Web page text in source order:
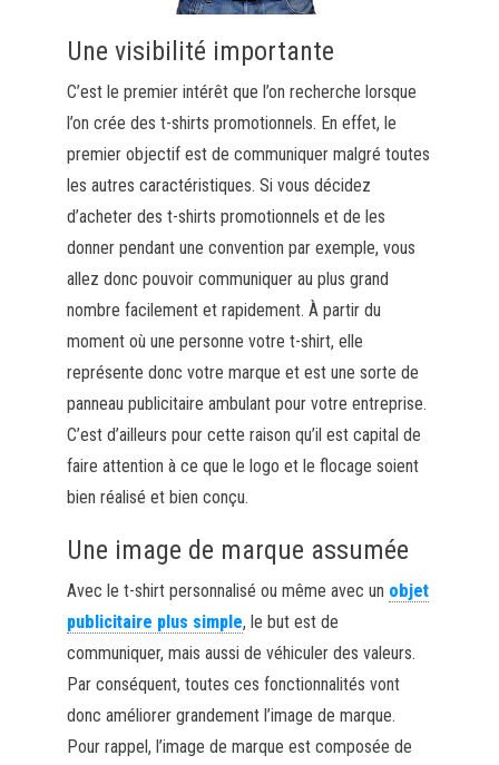
Une visibilité importante
C’est le premier intérêt que l’on recherche lorsque
l’on crée des t-shirts promotionnels. En effet, le
premier objectif est de communiquer malgré toutes
les autres caractéristiques. Si vous décidez
d’acheter des t-shirts promotionnels et de les
donner pendant une convention par exemple, vous
allez donc pouvoir communiquer au plus grand
nombre facilement et rapidement. À partir du
moment où une personne votre t-shirt, elle
représente donc votre marque et est une sorte de
panneau publicitaire ambulant pour votre entreprise.
C’est d’ailleurs pour cette raison qu’il est capital de
faire attention à ce que le logo et le flocage soient
bien réalisé et bien conçu.
Une image de marque assumée
Avec le t-shirt personnalisé ou même avec un objet
publicitaire plus simple, le but est de
communiquer, mais aussi de véhiculer des valeurs.
Par conséquent, toutes ces fonctionnalités vont
donc améliorer grandement l’image de marque.
Pour rappel, l’image de marque est composée de